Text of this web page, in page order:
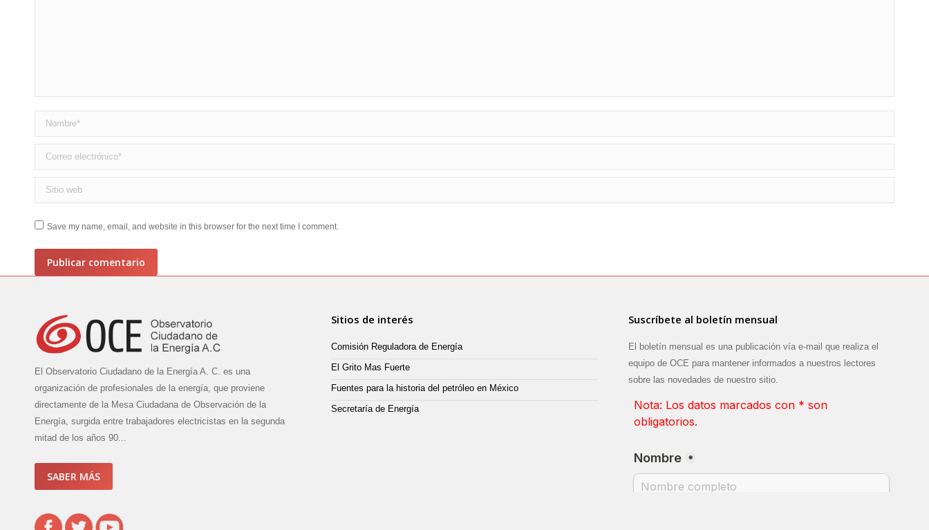
Nombre *
Correo electrónico *
Sitio web
Save my name, email, and website in this browser for the next time I comment.
Publicar comentario
El Observatorio Ciudadano de la Energía A. C. es una
organización de profesionales de la energía, que proviene
directamente de la Mesa Ciudadana de Observación de la
Energía, surgida entre trabajadores electricistas en la segunda
mitad de los años 90...
SABER MÁS
Sitios de interés
Comisión Reguladora de Energía
El Grito Mas Fuerte
Fuentes para la historia del petróleo en México
Secretaría de Energía
Suscríbete al boletín mensual
El boletín mensual es una publicación vía e-mail que realiza el
equipo de OCE para mantener informados a nuestros lectores
sobre las novedades de nuestro sitio.